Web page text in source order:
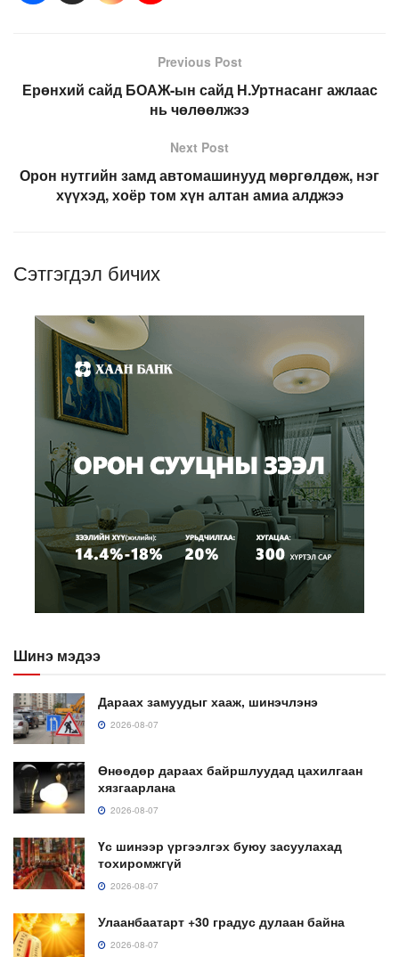
Previous Post
Ерөнхий сайд БОАЖ-ын сайд Н.Уртнасанг ажлаас
нь чөлөөлжээ
Next Post
Орон нутгийн замд автомашинууд мөргөлдөж, нэг
хүүхэд, хоёр том хүн алтан амиа алджээ
Сэтгэгдэл бичих
Шинэ мэдээ
Дараах замуудыг хааж, шинэчлэнэ
2026-08-07
Өнөөдөр дараах байршлуудад цахилгаан
хязгаарлана
2026-08-07
Үс шинээр үргээлгэх буюу засуулахад
тохиромжгүй
2026-08-07
Улаанбаатарт +30 градус дулаан байна
2026-08-07